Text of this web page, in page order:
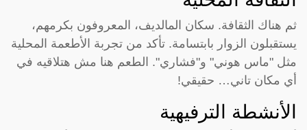
ثم هناك الثقافة. سكان المالديف، المعروفون بكرمهم،
يستقبلون الزوار بابتسامة. تأكد من تجربة الأطعمة المحلية
مثل "ماس هوني" و"فشاري". الطعم هنا مش هتلاقيه في
أي مكان تاني… حقيقي!
الأنشطة الترفيهية